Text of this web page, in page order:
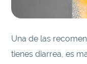
Una de las
tienes diarrea, es